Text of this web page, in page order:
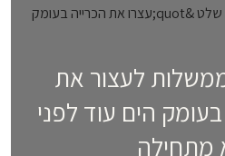
לעצור את
הים עוד לפני
מתחילה